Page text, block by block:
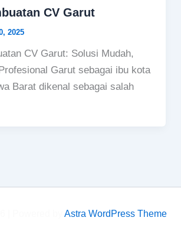
CV Garut
2025
CV Garut: Solusi Mudah,
Garut sebagai ibu kota
Barat dikenal sebagai salah
Astra WordPress Theme